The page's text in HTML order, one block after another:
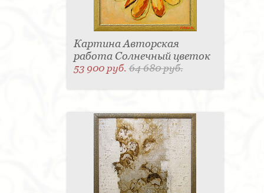
Картина Авторская
работа Солнечный цветок
53 900 руб.64 680 руб.